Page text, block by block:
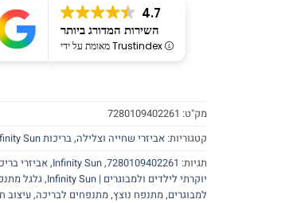
4.7
השירות המדורג ביותר
מאומת על ידי Trustindex
מק"ט: 7280109402261
קטגוריות: אביזרי שחייה וצלילה,בריכות Infinity Sun
תגיות: 7280109402261
,
Infinity Sun
,אביזרי
יוקרתי לילדים ולמבוגרים | Infinity Sun
,גלגל
למבוגרים,מתנפח נוצץ,מתנפחים לבריכה,עיצוב